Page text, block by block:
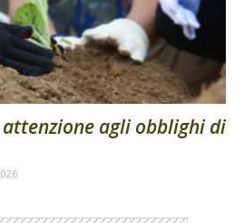
agli obblighi di